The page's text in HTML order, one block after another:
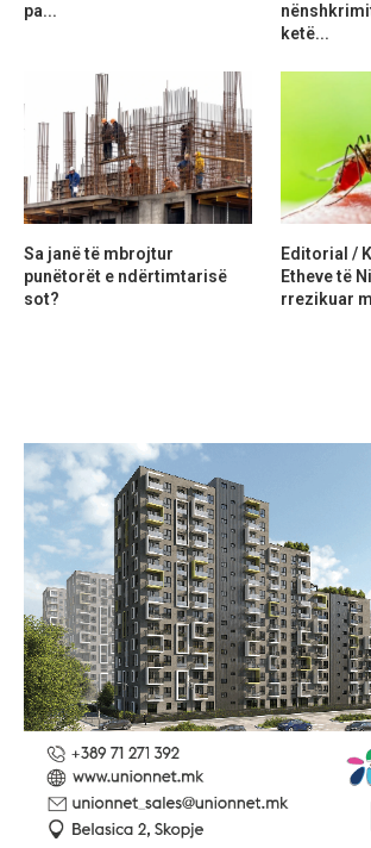
pa...
ketë...
Sa janë të mbrojtur
punëtorët e ndërtimtarisë
sot?
Editorial /
Etheve të
rrezikuar